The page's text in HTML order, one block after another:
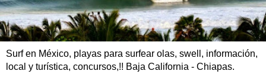
Surf en México, playas para surfear olas, swell, información,
local y turística, concursos,!! Baja California - Chiapas.